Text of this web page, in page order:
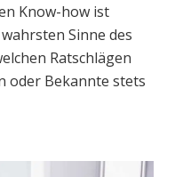
Know-how ist
Sinne des
Ratschlägen
oder Bekannte stets